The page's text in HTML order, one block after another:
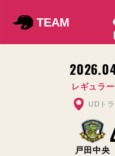
TEAM
レギュラ
UDト
戸田中央